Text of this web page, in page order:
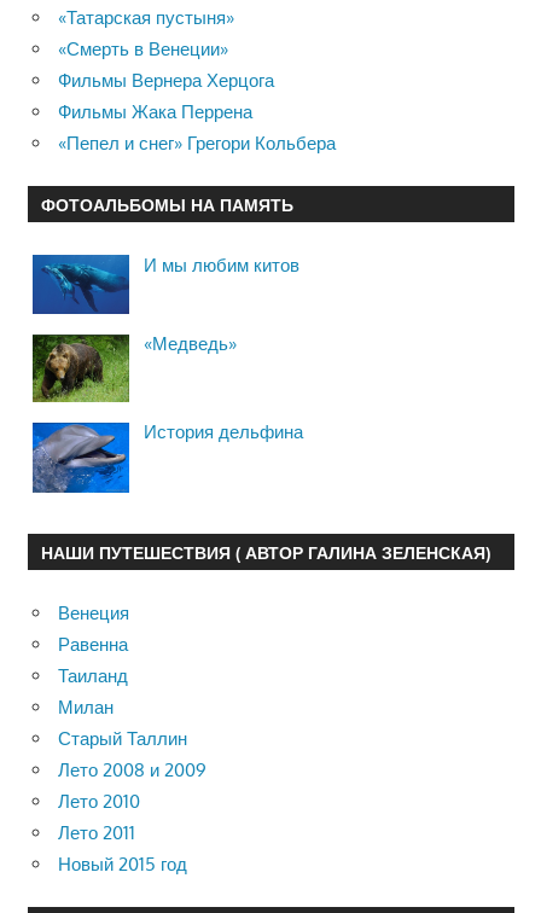
«Татарская пустыня»
«Смерть в Венеции»
Фильмы Вернера Херцога
Фильмы Жака Перрена
«Пепел и снег» Грегори Кольбера
ФОТОАЛЬБОМЫ НА ПАМЯТЬ
И мы любим китов
«Медведь»
История дельфина
НАШИ ПУТЕШЕСТВИЯ ( АВТОР ГАЛИНА ЗЕЛЕНСКАЯ)
Венеция
Равенна
Таиланд
Милан
Старый Таллин
Лето 2008 и 2009
Лето 2010
Лето 2011
Новый 2015 год